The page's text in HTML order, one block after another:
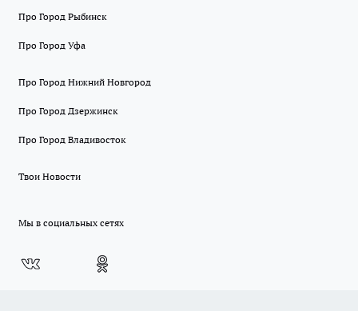
Про Город Рыбинск
Про Город Уфа
Про Город Нижний Новгород
Про Город Дзержинск
Про Город Владивосток
Твои Новости
Мы в социальных сетях